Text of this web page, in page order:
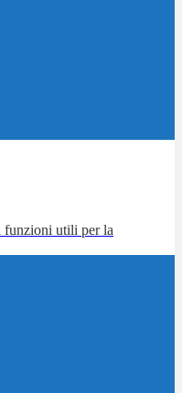
funzioni utili per la